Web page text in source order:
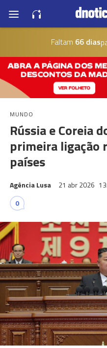
Faltam 66 dias
MUNDO
Rússia e Coreia
primeira ligação
países
Agência Lusa 21 abr 2026
0